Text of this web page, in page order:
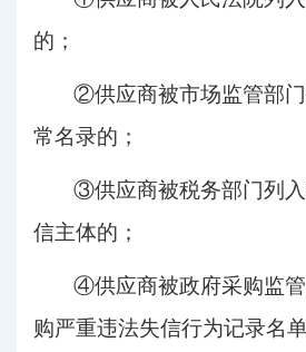
的；
②供应商被市场监管部
常名录的；
③供应商被税务部门列
信主体的；
④供应商被政府采购监
购严重违法失信行为记录名单